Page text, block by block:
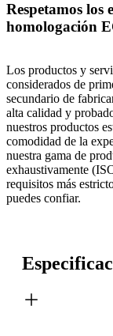
Respetamos los
homologación
Los productos y
considerados de
secundario de
alta calidad y
nuestros productos
comodidad de la
nuestra gama de
exhaustivamente
requisitos más
puedes confiar.